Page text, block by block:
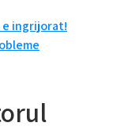
e ingrijorat!